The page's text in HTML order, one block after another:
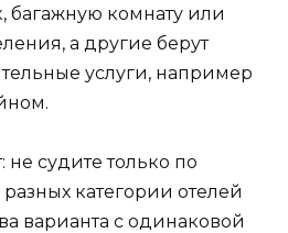
багажную комнату или
а другие берут
услуги, например
судите только по
категории отелей
варианта с одинаковой